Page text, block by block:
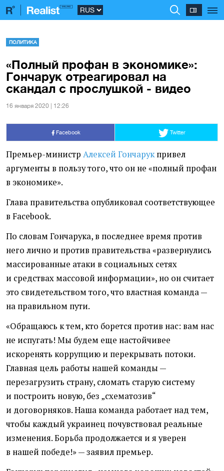
ПОЛИТИКА
«Полный профан в экономике»:
Гончарук отреагировал на
скандал с прослушкой - видео
16 января 2020 | 12:26
Facebook Twitter
Премьер-министр Алексей Гончарукпривел
аргументы в пользу того, что он не «полный профан
в экономике».
Глава правительства опубликовал соответствующее
в Facebook.
По словам Гончарука, в последнее время против
него лично и против правительства«развернулись
массированные атаки в социальных сетях
и средствах массовой информации», но он считает
это свидетельством того, что властная команда —
на правильном пути.
«Обращаюсь к тем, кто борется против нас: вам нас
не испугать! Мы будем еще настойчивее
искоренять коррупцию и перекрывать потоки.
Главная цель работы нашей команды —
перезагрузить страну, сломать старую систему
и построить новую, без „схематозив“
и договорняков. Наша команда работает над тем,
чтобы каждый украинец почувствовал реальные
изменения. Борьба продолжается и я уверен
в нашей победе!» — заявил премьер.